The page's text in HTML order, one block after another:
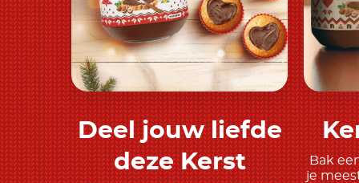
Meer ontdekken
Deel jouw liefde
deze Kerst
Bak
je